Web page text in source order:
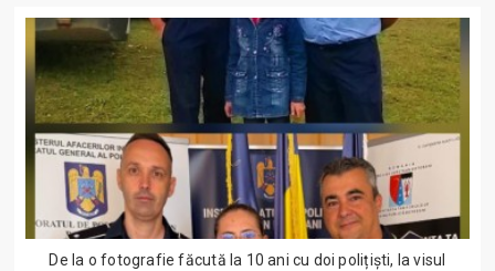
De la o fotografie făcută la 10 ani cu doi polițiști, la visul